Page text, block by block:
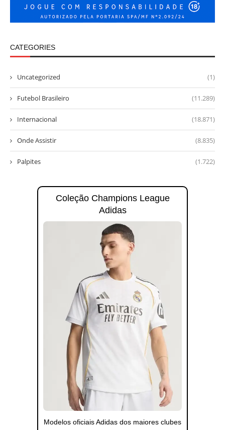
CATEGORIES
Uncategorized (1)
Futebol Brasileiro (11.289)
Internacional (18.871)
Onde Assistir (8.835)
Palpites (1.722)
Coleção Champions League
Adidas
Modelos oficiais Adidas dos maiores clubes